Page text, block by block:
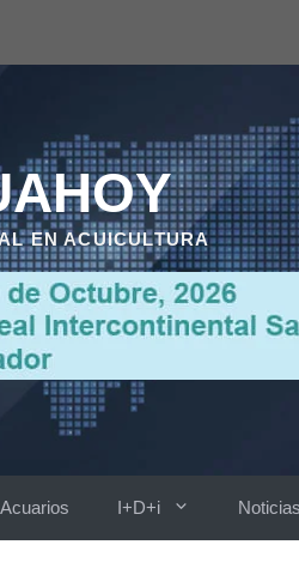
EN ACUICULTURA
Acuarios I+D+i